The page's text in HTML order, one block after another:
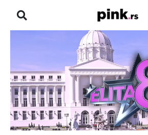
VESTI
ZADRUGA
SHOWBIZ